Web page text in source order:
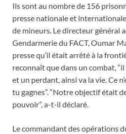
Ils sont au nombre de 156
presse nationale et
de mineurs. Le directeur général
Gendarmerie du FACT, Oumar
presse qu’il était arrêté à la
reconnaît que dans un combat,
et un perdant, ainsi va la vie. Ce
tu gagnes”. “Notre objectif était
pouvoir”, a-t-il déclaré.
Le commandant des opérations